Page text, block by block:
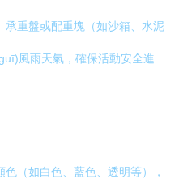
承重盤或配重塊（如沙箱、水泥
風雨天氣，確保活動安全進
（如白色、藍色、透明等），